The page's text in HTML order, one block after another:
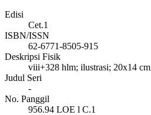
Edisi
Cet.1
ISBN/ISSN
62-6771-8505-915
Deskripsi Fisik
viii+328 hlm; ilustrasi; 20x14 cm
Judul Seri
-
No. Panggil
956.94 LOE l C.1